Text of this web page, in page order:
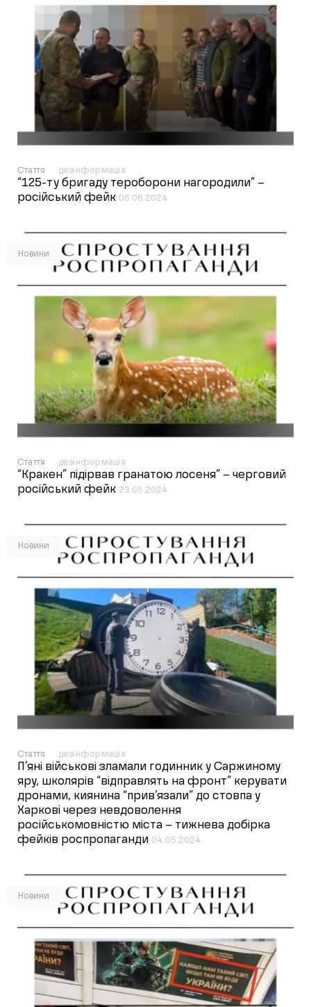
Стаття дезінформація
“125-ту бригаду тероборони нагородили” –
російський фейк 06.06.2024
Новини
Стаття дезінформація
“Кракен” підірвав гранатою лосеня” – черговий
російський фейк 23.05.2024
Новини
Стаття дезінформація
П’яні військові зламали годинник у Саржиному
яру, школярів “відправлять на фронт” керувати
дронами, киянина “прив’язали” до стовпа у
Харкові через невдоволення
російськомовністю міста – тижнева добірка
фейків роспропаганди 04.05.2024
Новини